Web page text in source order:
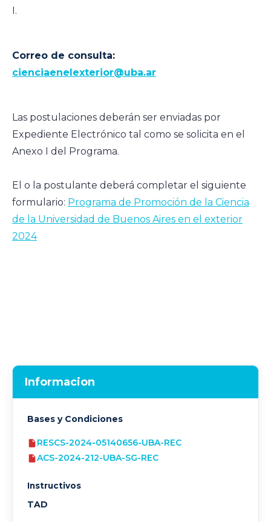
I.
Correo de consulta:
cienciaenelexterior@uba.ar
Las postulaciones deberán ser enviadas por
Expediente Electrónico tal como se solicita en el
Anexo I del Programa.
El o la postulante deberá completar el siguiente
formulario: Programa de Promoción de la Ciencia
de la Universidad de Buenos Aires en el exterior
2024
Informacion
Bases y Condiciones
RESCS-2024-05140656-UBA-REC
ACS-2024-212-UBA-SG-REC
Instructivos
TAD